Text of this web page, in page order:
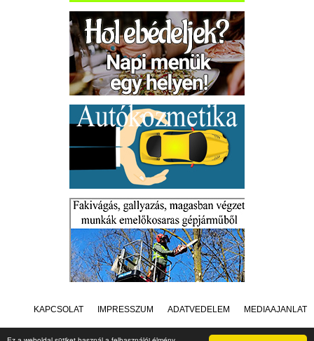
KAPCSOLAT IMPRESSZUM ADATVÉDELEM MÉDIAAJÁNLAT